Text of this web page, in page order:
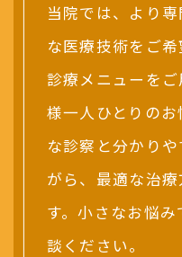
当院では、より
な医療技術をご
診療メニューを
様一人ひとりの
な診察と分かり
がら、最適な治
す。小さなお悩
談ください。